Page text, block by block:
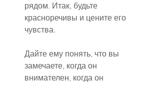
рядом. Итак, будьте
красноречивы и цените его
чувства.
Дайте ему понять, что вы
замечаете, когда он
внимателен, когда он